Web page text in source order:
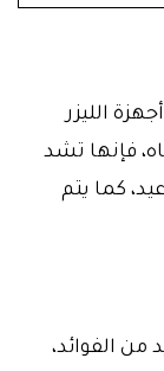
الليزر
فإنها تشد
كما يتم
من الفوائد،